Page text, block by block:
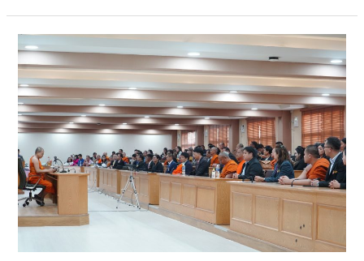
มหา
จุฬา
ลง
กร
ณ
ราช
วิทยาลัย
วิทยาลัย
สงฆ์
เชียงราย
เรื่อง
ประกาศ
ผู้